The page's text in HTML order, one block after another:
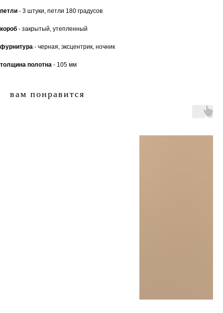
петли - 3 штуки, петли 180 градусов
короб - закрытый, утепленный
фурнитура - черная, эксцентрик, ночник
толщина полотна - 105 мм
вам понравится